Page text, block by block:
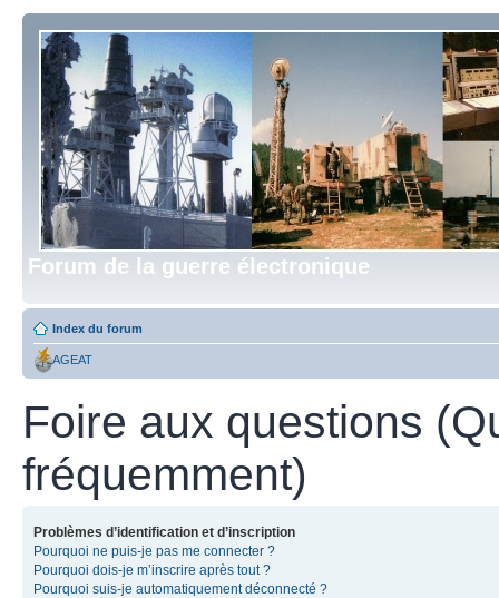
Forum de la guerre électronique
Index du forum
AGEAT
Foire aux questions
fréquemment)
Problèmes d’identification et d’inscription
Pourquoi ne puis-je pas me connecter ?
Pourquoi dois-je m’inscrire après tout ?
Pourquoi suis-je automatiquement déconnecté ?